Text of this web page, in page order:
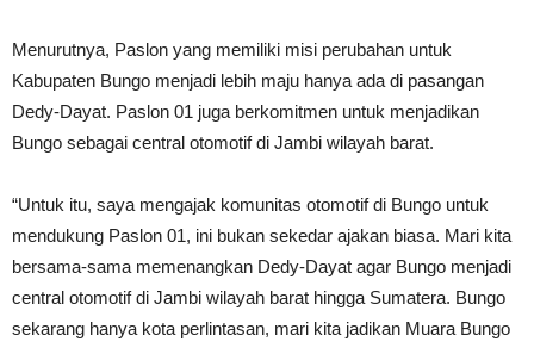
Menurutnya, Paslon yang memiliki misi perubahan untuk
Kabupaten Bungo menjadi lebih maju hanya ada di pasangan
Dedy-Dayat. Paslon 01 juga berkomitmen untuk menjadikan
Bungo sebagai central otomotif di Jambi wilayah barat.
“Untuk itu, saya mengajak komunitas otomotif di Bungo untuk
mendukung Paslon 01, ini bukan sekedar ajakan biasa. Mari kita
bersama-sama memenangkan Dedy-Dayat agar Bungo menjadi
central otomotif di Jambi wilayah barat hingga Sumatera. Bungo
sekarang hanya kota perlintasan, mari kita jadikan Muara Bungo